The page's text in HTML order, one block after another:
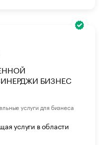
БИЗНЕС
услуги для бизнеса
услуги в области